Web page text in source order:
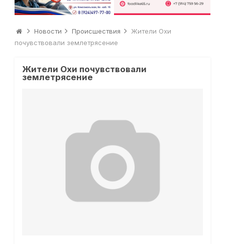
Новости Происшествия
Жители Охи
почувствовали землетрясение
Жители Охи почувствовали
землетрясение